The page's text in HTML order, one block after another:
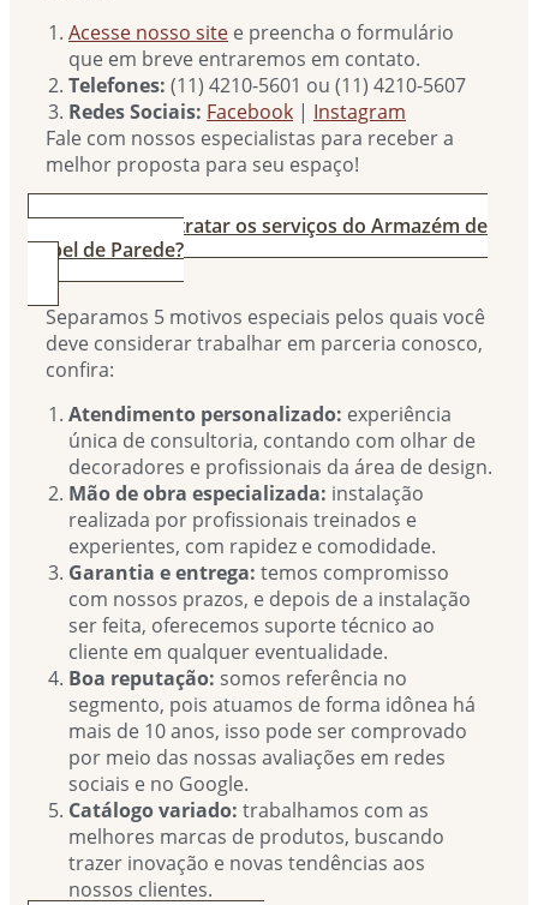
Acesse nosso site e preencha o formulário
que em breve entraremos em contato.
Telefones: (11) 4210-5601 ou (11) 4210-5607
Redes Sociais: Facebook | Instagram
Fale com nossos especialistas para receber a
melhor proposta para seu espaço!
3. Por que contratar os serviços do Armazém de
Papel de Parede?
Separamos 5 motivos especiais pelos quais você
deve considerar trabalhar em parceria conosco,
confira:
Atendimento personalizado: experiência
única de consultoria, contando com olhar de
decoradores e profissionais da área de design.
Mão de obra especializada: instalação
realizada por profissionais treinados e
experientes, com rapidez e comodidade.
Garantia e entrega: temos compromisso
com nossos prazos, e depois de a instalação
ser feita, oferecemos suporte técnico ao
cliente em qualquer eventualidade.
Boa reputação: somos referência no
segmento, pois atuamos de forma idônea há
mais de 10 anos, isso pode ser comprovado
por meio das nossas avaliações em redes
sociais e no Google.
Catálogo variado: trabalhamos com as
melhores marcas de produtos, buscando
trazer inovação e novas tendências aos
nossos clientes.